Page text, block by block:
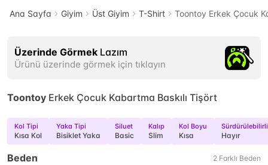
Ana Sayfa Giyim Üst Giyim T-Shirt Toontoy Erkek Çocuk
Üzerinde Görmek Lazım
Ürünü üzerinde görmek için tıklayın
Toontoy Erkek Çocuk Kabartma Baskılı Tişört
Kol Tipi
Kısa Kol
Yaka Tipi
Bisiklet Yaka
Siluet
Basic
Kalıp
Slim
Kol Boyu
Kısa Hayır
Beden 2 Farklı Beden